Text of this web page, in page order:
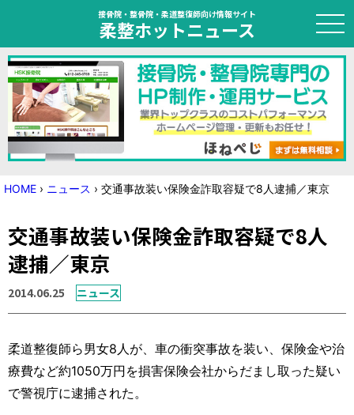
接骨院・整骨院・柔道整復師向け情報サイト
柔整ホットニュース
HOME
トピック
ニュース
国家試験対策
学会・セミナー情報
運営元 お問い合わせ
HOME › ニュース › 交通事故装い保険金詐取容疑で8人逮捕／東京
交通事故装い保険金詐取容疑で8人
逮捕／東京
2014.06.25 ニュース
柔道整復師ら男女8人が、車の衝突事故を装い、保険金や治
療費など約1050万円を損害保険会社からだまし取った疑い
で警視庁に逮捕された。